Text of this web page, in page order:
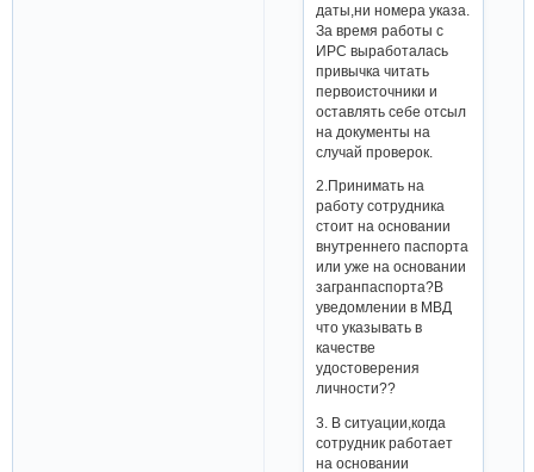
даты,ни номера указа.
За время работы с
ИРС выработалась
привычка читать
первоисточники и
оставлять себе отсыл
на документы на
случай проверок.
2.Принимать на
работу сотрудника
стоит на основании
внутреннего паспорта
или уже на основании
загранпаспорта?В
уведомлении в МВД
что указывать в
качестве
удостоверения
личности??
3. В ситуации,когда
сотрудник работает
на основании